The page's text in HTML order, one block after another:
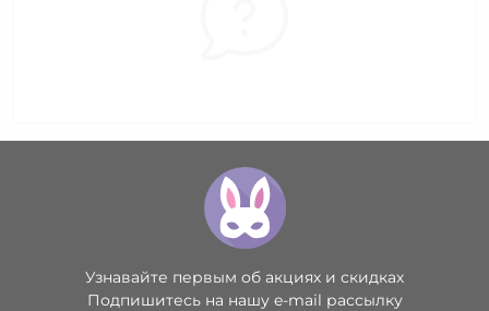
Узнавайте первым об акциях и скидках
Подпишитесь на нашу e-mail рассылку